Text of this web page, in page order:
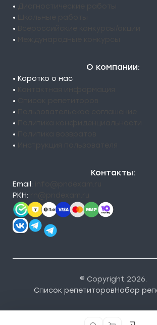
•
•
•
•
О компании:
• Коротко о нас
•
•
•
•
•
•
Контакты:
Email:
РКН:
© Copyright 2026.
Список репетиторовНабор